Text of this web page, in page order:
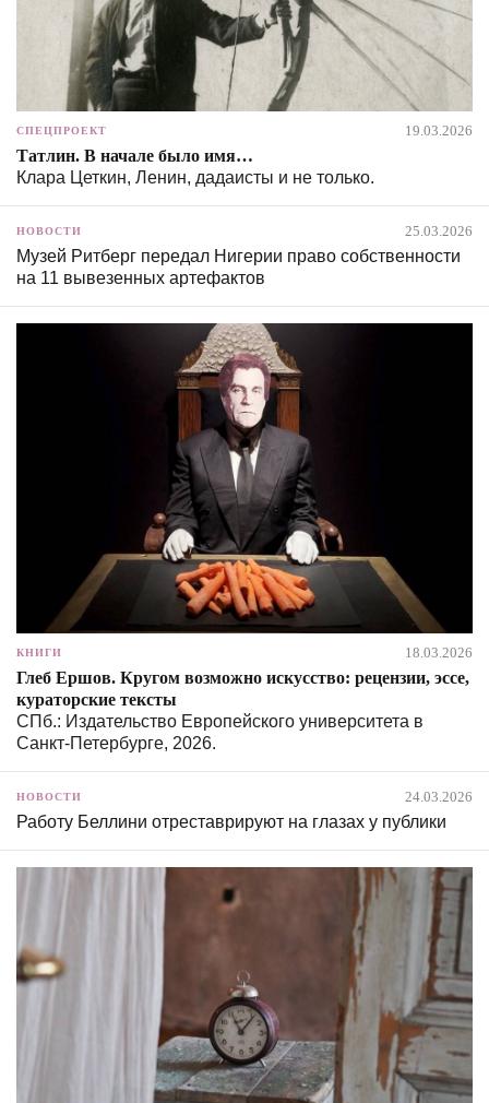
СПЕЦПРОЕКТ 19.03.2026
Татлин. В начале было имя…
Клара Цеткин, Ленин, дадаисты и не только.
НОВОСТИ 25.03.2026
Музей Ритберг передал Нигерии право собственности
на 11 вывезенных артефактов
КНИГИ 18.03.2026
Глеб Ершов. Кругом возможно искусство: рецензии, эссе,
кураторские тексты
СПб.: Издательство Европейского университета в
Санкт-Петербурге, 2026.
НОВОСТИ 24.03.2026
Работу Беллини отреставрируют на глазах у публики